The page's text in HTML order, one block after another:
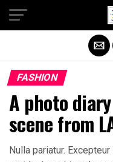
FASHION
A photo
scene from
Nulla pariatur.